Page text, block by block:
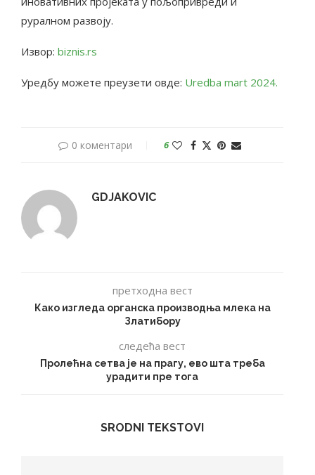
руралном развоју.
Извор: biznis.rs
Уредбу можете преузети овде: Uredba mart 2024.
0 коментари 6
GDJAKOVIC
претходна вест
Како изгледа органска производња млека на
Златибору
следећа вест
Пролећна сетва је на прагу, ево шта треба
урадити пре тога
SRODNI TEKSTOVI